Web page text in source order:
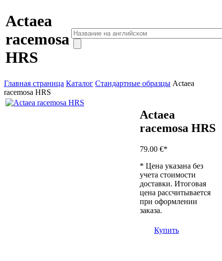
Actaea
racemosa
HRS
Главная страница Каталог Стандартные образцы Actaea
racemosa HRS
Actaea
racemosa HRS
79.00 €*
* Цена указана без
учета стоимости
доставки. Итоговая
цена рассчитывается
при оформлении
заказа.
Купить